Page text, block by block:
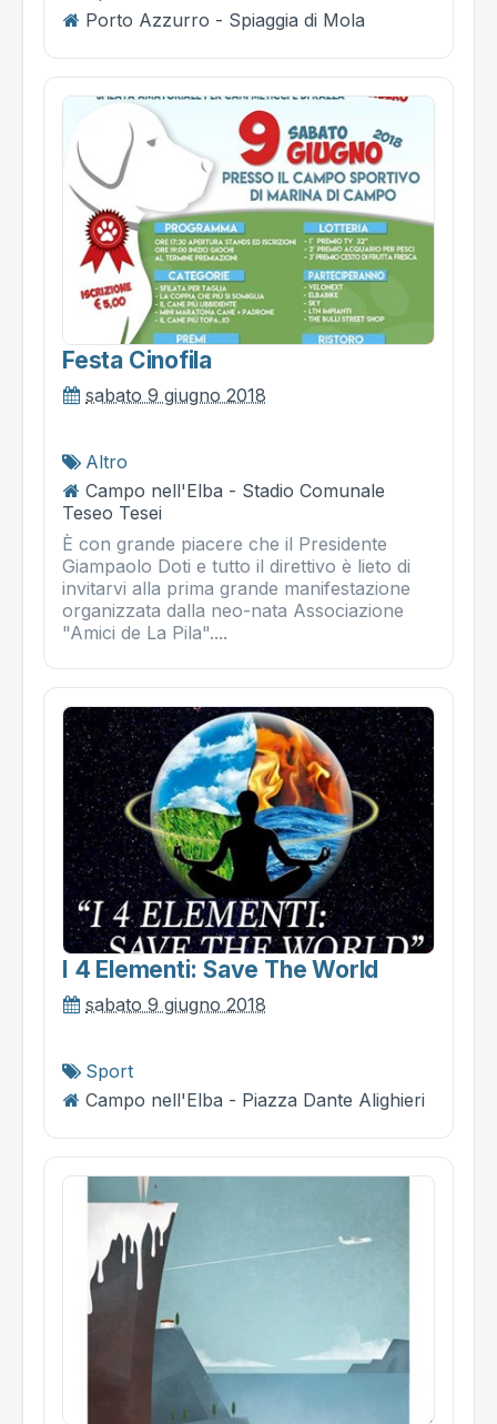
Porto Azzurro - Spiaggia di Mola
Festa Cinofila
sabato 9 giugno 2018
Altro
Campo nell'Elba - Stadio Comunale
Teseo Tesei
È con grande piacere che il Presidente
Giampaolo Doti e tutto il direttivo è lieto di
invitarvi alla prima grande manifestazione
organizzata dalla neo-nata Associazione
"Amici de La Pila"....
I 4 Elementi: Save The World
sabato 9 giugno 2018
Sport
Campo nell'Elba - Piazza Dante Alighieri